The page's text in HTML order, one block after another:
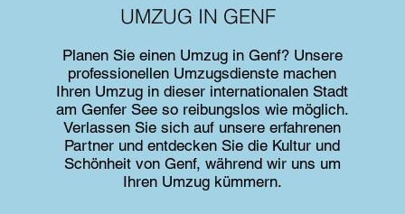
UMZUG IN GENF
Planen Sie einen Umzug in Genf? Unsere
professionellen Umzugsdienste machen
Ihren Umzug in dieser internationalen Stadt
am Genfer See so reibungslos wie möglich.
Verlassen Sie sich auf unsere erfahrenen
Partner und entdecken Sie die Kultur und
Schönheit von Genf, während wir uns um
Ihren Umzug kümmern.